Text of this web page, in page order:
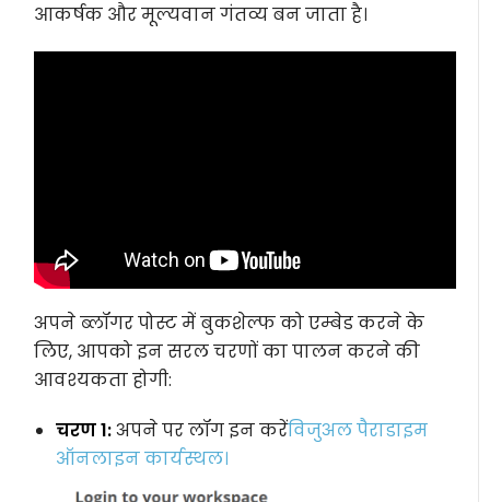
आकर्षक और मूल्यवान गंतव्य बन जाता है।
अपने ब्लॉगर पोस्ट में बुकशेल्फ को एम्बेड करने के
लिए, आपको इन सरल चरणों का पालन करने की
आवश्यकता होगी:
चरण 1:अपने पर लॉग इन करेंविजुअल पैराडाइम
ऑनलाइन कार्यस्थल।